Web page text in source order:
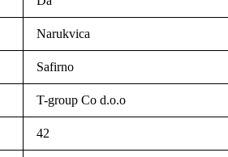
Narukvica
Safirno
T-group Co d.o.o
42